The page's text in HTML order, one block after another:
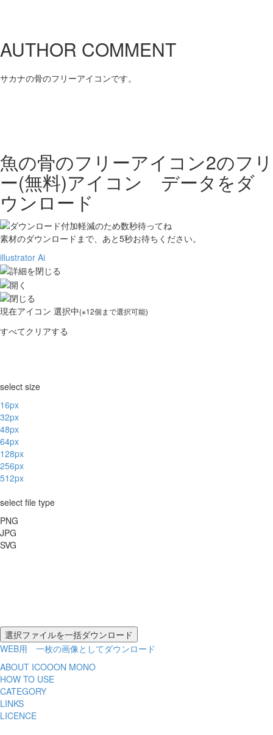
AUTHOR COMMENT
サカナの骨のフリーアイコンです。
魚の骨のフリーアイコン2のフリ
ー(無料)アイコン データをダ
ウンロード
素材のダウンロードまで、あと5秒お待ちください。
illustrator Ai
現在アイコン 選択中(※12個まで選択可能)
すべてクリアする
select size
16px
32px
48px
64px
128px
256px
512px
select file type
PNG
JPG
SVG
WEB用 一枚の画像としてダウンロード
ABOUT ICOOON MONO
HOW TO USE
CATEGORY
LINKS
LICENCE